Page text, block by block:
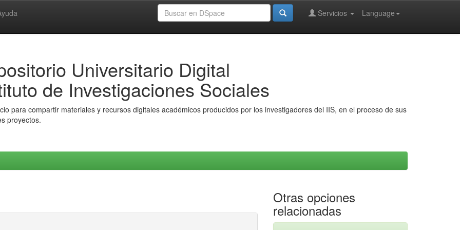
Language
Servicios
Universitario Digital
de Investigaciones Sociales
para compartir materiales y recursos digitales académicos producidos por los investigadores del IIS, en el proceso de sus
proyectos.
Otras opciones
relacionadas